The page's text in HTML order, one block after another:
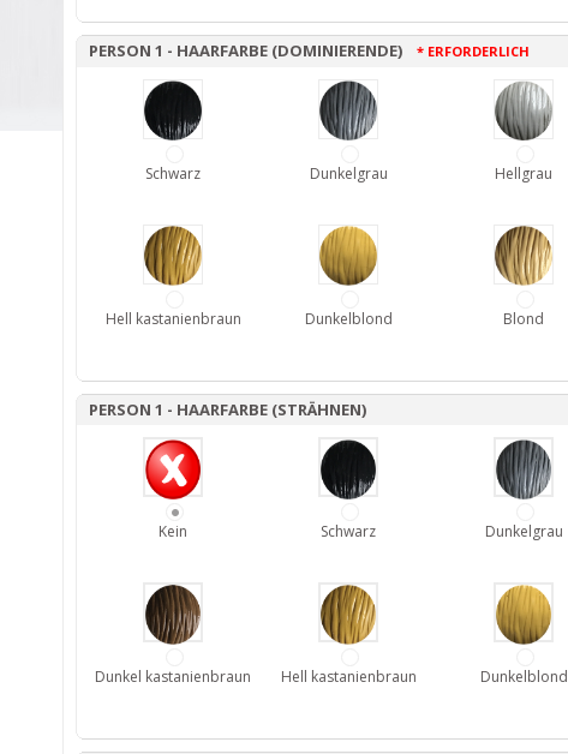
PERSON 1 - HAARFARBE (DOMINIERENDE) * ERFORDERLICH
Schwarz Dunkelgrau Hellgrau
Hell kastanienbraun Dunkelblond Blond
PERSON 1 - HAARFARBE (STRÄHNEN)
Kein Schwarz Dunkelgrau
Dunkel kastanienbraun Hell kastanienbraun Dunkelblond